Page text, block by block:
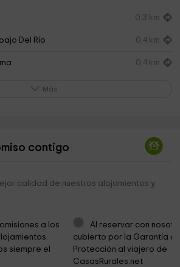
0,3 km
Del Rio 0,4 km
0,4 km
del Burgo de Osma
0,7 km
Más
contigo
calidad de nuestros alojamientos y
a los
siempre el
Al reservar con
cubierto por la Garantía
Protección al viajero de
CasasRurales.net